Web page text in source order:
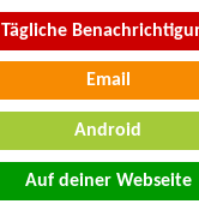
Tägliche
Email
Android
Auf deiner Webseite